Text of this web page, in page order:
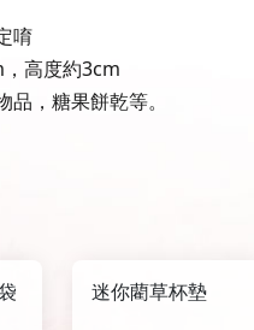
唷
高度約3cm
，糖果餅乾等。
迷你藺草杯墊